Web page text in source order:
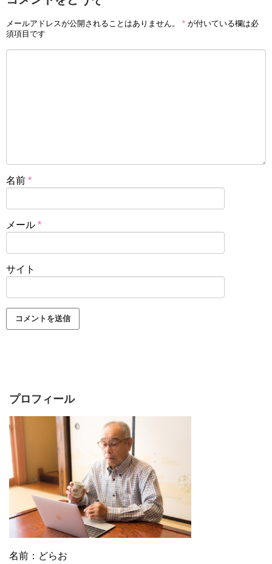
メールアドレスが公開されることはありません。 * が付いている欄は必
須項目です
名前 *
メール *
サイト
プロフィール
名前：どらお